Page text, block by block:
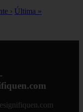
› Última »